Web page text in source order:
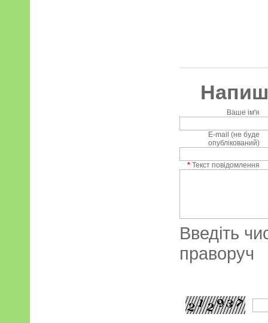
Ваше ім'я
E-mail (не буде
опублікований)
* Текст повідомлення
Введіть
праворуч